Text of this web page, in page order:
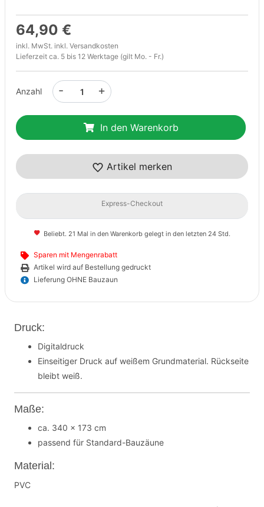
64,90 €
inkl. MwSt. inkl. Versandkosten
Lieferzeit ca. 5 bis 12 Werktage (gilt Mo. - Fr.)
Anzahl +
-
In den Warenkorb
Artikel merken
Express-Checkout
Beliebt. 21 Mal in den Warenkorb gelegt in den letzten 24 Std.
Sparen mit Mengenrabatt
Artikel wird auf Bestellung gedruckt
Lieferung OHNE Bauzaun
Druck:
Digitaldruck
Einseitiger Druck auf weißem Grundmaterial. Rückseite
bleibt weiß.
Maße:
ca. 340 x 173 cm
passend für Standard-Bauzäune
Material:
PVC